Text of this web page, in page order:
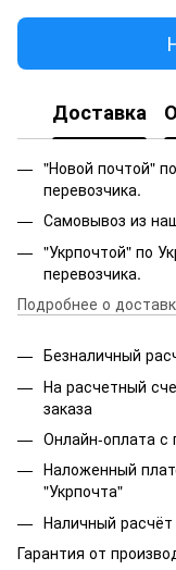
Доставка
"Новой почтой"
перевозчика.
Самовывоз из
"Укрпочтой" по
перевозчика.
Подробнее о
Безналичный
На расчетный
заказа
Онлайн-оплата
Наложенный
"Укрпочта"
Наличный
Гарантия от